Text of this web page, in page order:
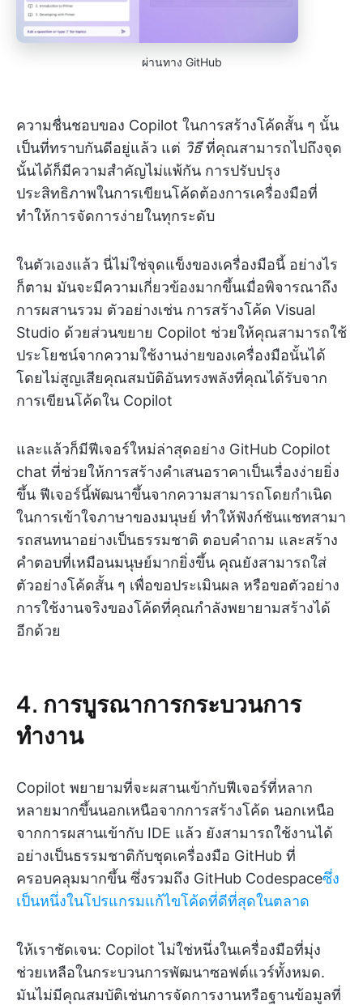
ผ่านทาง GitHub
ความชื่นชอบของ Copilot ในการสร้างโค้ดสั้น ๆ นั้น
เป็นที่ทราบกันดีอยู่แล้ว แต่ วิธีที่คุณสามารถไปถึงจุด
นั้นได้ก็มีความสำคัญไม่แพ้กัน การปรับปรุง
ประสิทธิภาพในการเขียนโค้ดต้องการเครื่องมือที่
ทำให้การจัดการง่ายในทุกระดับ
ในตัวเองแล้ว นี่ไม่ใช่จุดแข็งของเครื่องมือนี้ อย่างไร
ก็ตาม มันจะมีความเกี่ยวข้องมากขึ้นเมื่อพิจารณาถึง
การผสานรวม ตัวอย่างเช่น การสร้างโค้ด Visual
Studio ด้วยส่วนขยาย Copilot ช่วยให้คุณสามารถใช้
ประโยชน์จากความใช้งานง่ายของเครื่องมือนั้นได้
โดยไม่สูญเสียคุณสมบัติอันทรงพลังที่คุณได้รับจาก
การเขียนโค้ดใน Copilot
และแล้วก็มีฟีเจอร์ใหม่ล่าสุดอย่าง GitHub Copilot
chat ที่ช่วยให้การสร้างคำเสนอราคาเป็นเรื่องง่ายยิ่ง
ขึ้น ฟีเจอร์นี้พัฒนาขึ้นจากความสามารถโดยกำเนิด
ในการเข้าใจภาษาของมนุษย์ ทำให้ฟังก์ชันแชทสามา
รถสนทนาอย่างเป็นธรรมชาติ ตอบคำถาม และสร้าง
คำตอบที่เหมือนมนุษย์มากยิ่งขึ้น คุณยังสามารถใส่
ตัวอย่างโค้ดสั้น ๆ เพื่อขอประเมินผล หรือขอตัวอย่าง
การใช้งานจริงของโค้ดที่คุณกำลังพยายามสร้างได้
อีกด้วย
4. การบูรณาการกระบวนการ
ทำงาน
Copilot พยายามที่จะผสานเข้ากับฟีเจอร์ที่หลาก
หลายมากขึ้นนอกเหนือจากการสร้างโค้ด นอกเหนือ
จากการผสานเข้ากับ IDE แล้ว ยังสามารถใช้งานได้
อย่างเป็นธรรมชาติกับชุดเครื่องมือ GitHub ที่
ครอบคลุมมากขึ้น ซึ่งรวมถึง GitHub Codespaceซึ่ง
เป็นหนึ่งในโปรแกรมแก้ไขโค้ดที่ดีที่สุดในตลาด
ให้เราชัดเจน: Copilot ไม่ใช่หนึ่งในเครื่องมือที่มุ่ง
ช่วยเหลือในกระบวนการพัฒนาซอฟต์แวร์ทั้งหมด.
มันไม่มีคุณสมบัติเช่นการจัดการงานหรือฐานข้อมูลที่